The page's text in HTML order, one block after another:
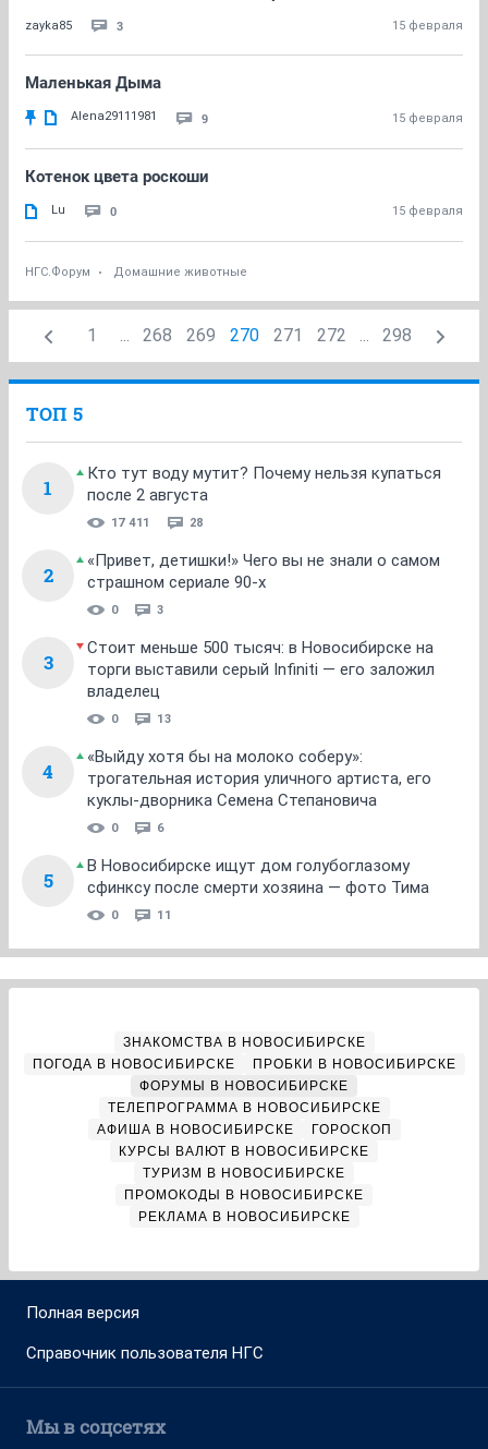
zayka85 3 15 февраля
Маленькая Дыма
Alena29111981 9 15 февраля
Котенок цвета роскоши
Lu 0 15 февраля
НГС.Форум Домашние животные
1 ... 268 269 270 271 272 ... 298
ТОП 5
1
Кто тут воду мутит? Почему нельзя купаться
после 2 августа
17 411 28
2
«Привет, детишки!» Чего вы не знали о самом
страшном сериале 90-х
0 3
3
Стоит меньше 500 тысяч: в Новосибирске на
торги выставили серый Infiniti — его заложил
владелец
0 13
4
«Выйду хотя бы на молоко соберу»:
трогательная история уличного артиста, его
куклы-дворника Семена Степановича
0 6
5
В Новосибирске ищут дом голубоглазому
сфинксу после смерти хозяина — фото Тима
0 11
ЗНАКОМСТВА В НОВОСИБИРСКЕ
ПОГОДА В НОВОСИБИРСКЕ
ПРОБКИ В НОВОСИБИРСКЕ
ФОРУМЫ В НОВОСИБИРСКЕ
ТЕЛЕПРОГРАММА В НОВОСИБИРСКЕ
АФИША В НОВОСИБИРСКЕ
ГОРОСКОП
КУРСЫ ВАЛЮТ В НОВОСИБИРСКЕ
ТУРИЗМ В НОВОСИБИРСКЕ
ПРОМОКОДЫ В НОВОСИБИРСКЕ
РЕКЛАМА В НОВОСИБИРСКЕ
Полная версия
Справочник пользователя НГС
Мы в соцсетях